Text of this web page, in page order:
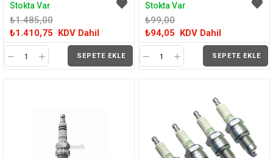
₺1.485,00
₺1.410,75 KDV Dahil
SEPETE EKLE
Stokta Var
₺99,00
₺94,05 KDV Dahil
SEPETE EKLE
Stokta Var